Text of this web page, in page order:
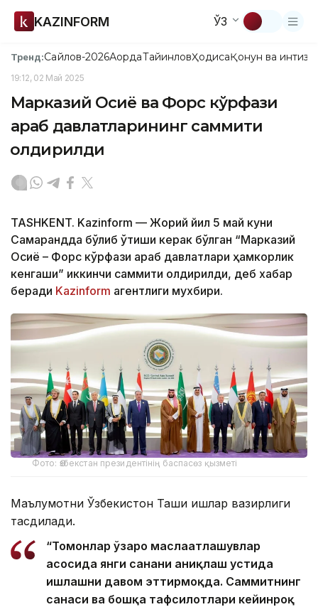
KAZINFORM ЎЗ
Тренд:Сайлов-2026АқордаТайинловҲодисаҚонун ва
19:12, 02 Май 2025
Марказий Осиё ва Форс кўрфази
араб давлатларининг саммити
қолдирилди
TASHKENT. Kazinform — Жорий йил 5 май куни
Самарқандда бўлиб ўтиши керак бўлган “Марказий
Осиё – Форс кўрфази араб давлатлари ҳамкорлик
кенгаши” иккинчи саммити қолдирилди, деб хабар
беради Kazinform агентлиги мухбири.
Фото: Өзбекстан президентінің баспасөз қызметі
Маълумотни Ўзбекистон Ташқи ишлар вазирлиги
тасдиқлади.
“Томонлар ўзаро маслаҳатлашувлар
асосида янги санани аниқлаш устида
ишлашни давом эттирмоқда. Саммитнинг
санаси ва бошқа тафсилотлари кейинроқ